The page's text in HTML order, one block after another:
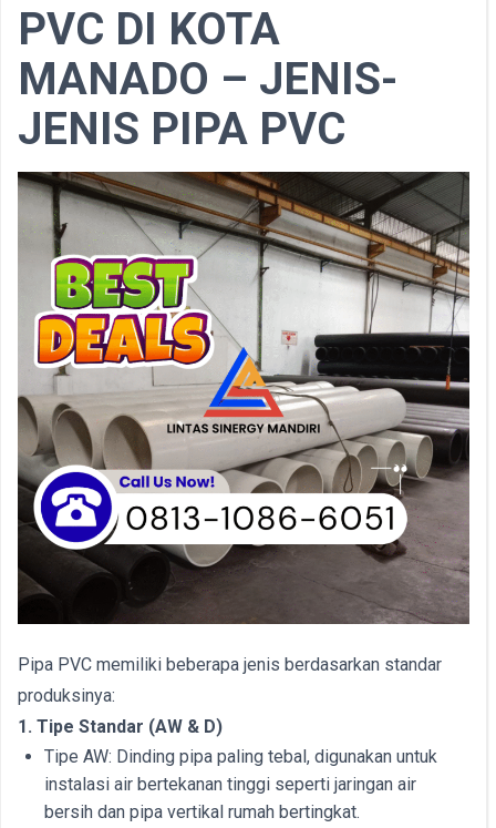
PVC DI KOTA
MANADO – JENIS-
JENIS PIPA PVC
Pipa PVC memiliki beberapa jenis berdasarkan standar
produksinya:
1. Tipe Standar (AW & D)
Tipe AW: Dinding pipa paling tebal, digunakan untuk
instalasi air bertekanan tinggi seperti jaringan air
bersih dan pipa vertikal rumah bertingkat.